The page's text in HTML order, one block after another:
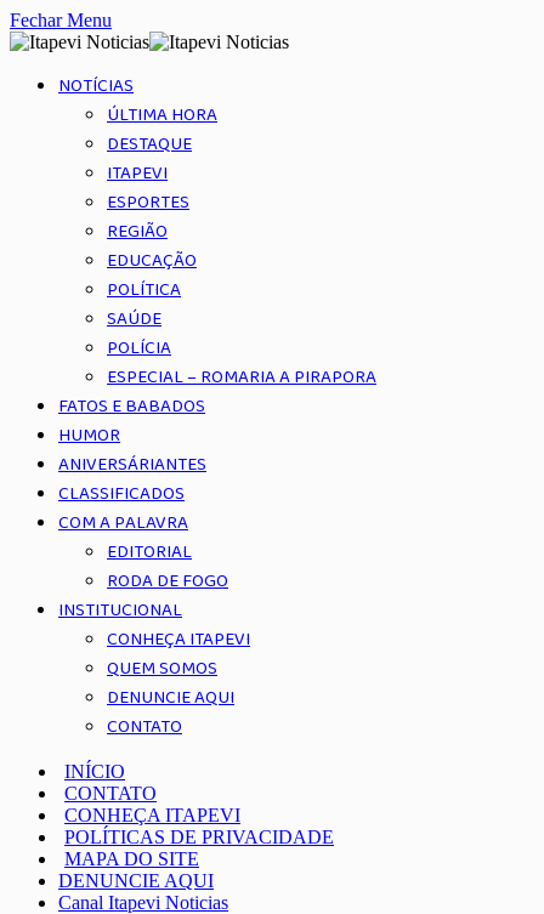
Fechar Menu
NOTÍCIAS
ÚLTIMA HORA
DESTAQUE
ITAPEVI
ESPORTES
REGIÃO
EDUCAÇÃO
POLÍTICA
SAÚDE
POLÍCIA
ESPECIAL – ROMARIA A PIRAPORA
FATOS E BABADOS
HUMOR
ANIVERSÁRIANTES
CLASSIFICADOS
COM A PALAVRA
EDITORIAL
RODA DE FOGO
INSTITUCIONAL
CONHEÇA ITAPEVI
QUEM SOMOS
DENUNCIE AQUI
CONTATO
INÍCIO
CONTATO
CONHEÇA ITAPEVI
POLÍTICAS DE PRIVACIDADE
MAPA DO SITE
DENUNCIE AQUI
Canal Itapevi Noticias